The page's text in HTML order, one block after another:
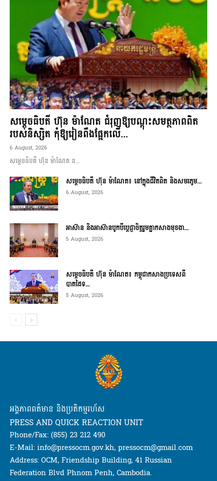
សម្តេចធិបតី ហ៊ុន ម៉ាណែត ជំរុញឱ្យបណ្តុះសមត្ថភាពពិត
របស់និស្សិត កុំឱ្យរៀនពឹងផ្អែកលើ...
6 August, 2026
សម្តេចធិបតី ហ៊ុន ម៉ាណែត ន...
សម្តេចធិបតី ហ៊ុន ម៉ាណែត៖ នៅក្នុងជីវិតពិត និងសមរភូម...
6 August, 2026
អាស៊ាន និងអាស៊ានបូកបីប្តេជ្ញាចិត្តរួមគ្នាកសាងមុខងា...
5 August, 2026
សម្ដេចធិបតី ហ៊ុន ម៉ាណែត៖ កម្ពុជាកសាងប្រទេសពី
បាតដៃទ...
5 August, 2026
អង្គភាពពត៌មាន និងប្រតិកម្មរហ័ស
PRESS AND QUICK REACTION UNIT
Phone/Fax: (855) 23 212 490
E-Mail: info@pressocm.gov.kh, pressocm@gmail.com
Address: OCM, Friendship Building, 41 Russian
Federation Blvd Phnom Penh, Cambodia.